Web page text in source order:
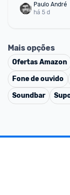
Paulo André
há 5 d
Mais opções
OfertasAmazon
Fone de ouvido
Soundbar